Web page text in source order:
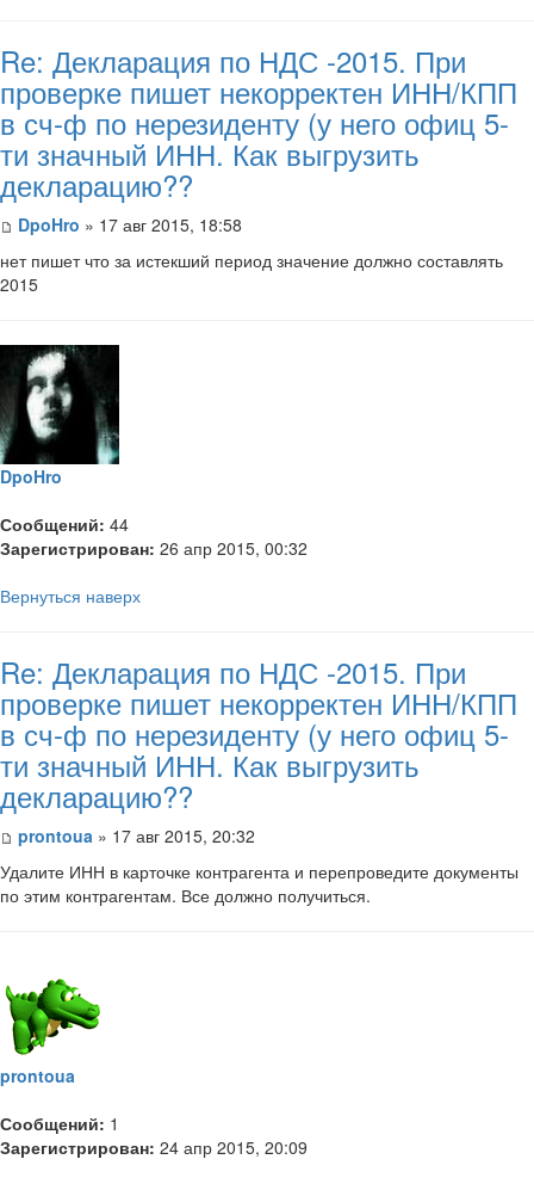
Re: Декларация по НДС -2015. При
проверке пишет некорректен ИНН/КПП
в сч-ф по нерезиденту (у него офиц 5-
ти значный ИНН. Как выгрузить
декларацию??
DpoHro » 17 авг 2015, 18:58
​нет пишет что за истекший период значение должно составлять
2015
DpoHro
Сообщений: 44
Зарегистрирован: 26 апр 2015, 00:32
Вернуться наверх
Re: Декларация по НДС -2015. При
проверке пишет некорректен ИНН/КПП
в сч-ф по нерезиденту (у него офиц 5-
ти значный ИНН. Как выгрузить
декларацию??
prontoua » 17 авг 2015, 20:32
Удалите ИНН в карточке контрагента и перепроведите документы
по этим контрагентам. Все должно получиться.
prontoua
Сообщений: 1
Зарегистрирован: 24 апр 2015, 20:09